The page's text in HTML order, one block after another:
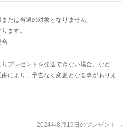
たは当選の対象となりません。
ます。
プレゼントを発送できない場合、など
により、予告なく変更となる事がありま
2024年8月19日のプレゼント →